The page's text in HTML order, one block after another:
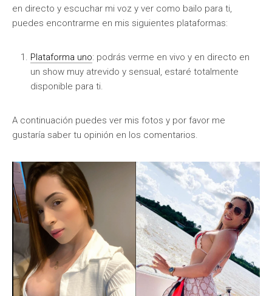
en directo y escuchar mi voz y ver como bailo para ti,
puedes encontrarme en mis siguientes plataformas:
Plataforma uno: podrás verme en vivo y en directo en
un show muy atrevido y sensual, estaré totalmente
disponible para ti.
A continuación puedes ver mis fotos y por favor me
gustaría saber tu opinión en los comentarios.